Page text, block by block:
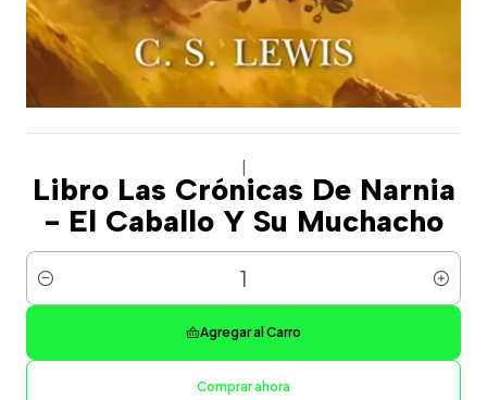
Libro Las Crónicas De Narnia
- El Caballo Y Su Muchacho
Cantidad
Agregar al Carro
Comprar ahora